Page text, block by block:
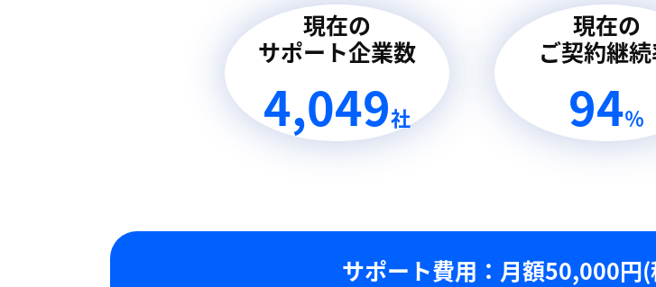
現在の
サポート企業数
4,049社
現在の
ご契約継
94％
サポート費用：⽉額50,000円